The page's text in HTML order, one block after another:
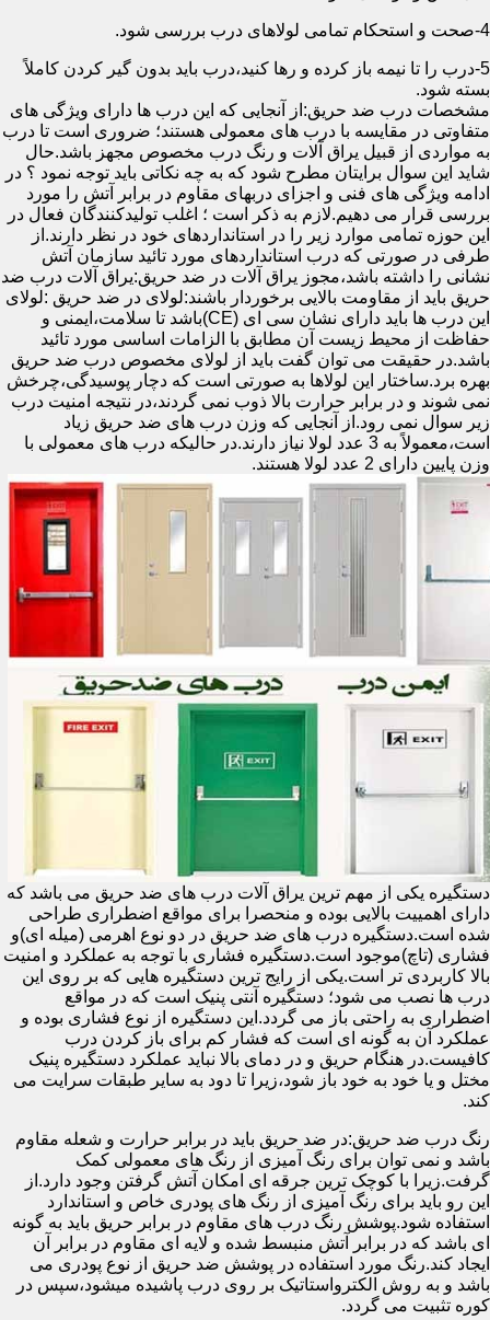
4-صحت و استحکام تمامی لولاهای درب بررسی شود.
5-درب را تا نیمه باز کرده و رها کنید،درب باید بدون گیر کردن کاملاً
بسته شود.
مشخصات درب ضد حریق:از آنجایی که این درب ها دارای ویژگی های
متفاوتی در مقایسه با درب های معمولی هستند؛ ضروری است تا درب
به مواردی از قبیل یراق آلات و رنگ درب مخصوص مجهز باشد.حال
شاید این سوال برایتان مطرح شود که به چه نکاتی باید توجه نمود ؟ در
ادامه ویژگی های فنی و اجزای دربهای مقاوم در برابر آتش را مورد
بررسی قرار می دهیم.لازم به ذکر است ؛ اغلب تولیدکنندگان فعال در
این حوزه تمامی موارد زیر را در استانداردهای خود در نظر دارند.از
طرفی در صورتی که درب استانداردهای مورد تائید سازمان آتش
نشانی را داشته باشد،مجوز یراق آلات در ضد حریق:یراق آلات درب ضد
حریق باید از مقاومت بالایی برخوردار باشند:لولای در ضد حریق :لولای
این درب ها باید دارای نشان سی ای (CE)باشد تا سلامت،ایمنی و
حفاظت از محیط زیست آن مطابق با الزامات اساسی مورد تائید
باشد.در حقیقت می توان گفت باید از لولای مخصوص درب ضد حریق
بهره برد.ساختار این لولاها به صورتی است که دچار پوسیدگی،چرخش
نمی شوند و در برابر حرارت بالا ذوب نمی گردند،در نتیجه امنیت درب
زیر سوال نمی رود.از آنجایی که وزن درب های ضد حریق زیاد
است،معمولاً به 3 عدد لولا نیاز دارند.در حالیکه درب های معمولی با
وزن پایین دارای 2 عدد لولا هستند.
دستگیره یکی از مهم ترین یراق آلات درب های ضد حریق می باشد که
دارای اهمییت بالایی بوده و منحصرا برای مواقع اضطراری طراحی
شده است.دستگیره درب های ضد حریق در دو نوع اهرمی (میله ای)و
فشاری (تاچ)موجود است.دستگیره فشاری با توجه به عملکرد و امنیت
بالا کاربردی تر است.یکی از رایج ترین دستگیره هایی که بر روی این
درب ها نصب می شود؛ دستگیره آنتی پنیک است که در مواقع
اضطراری به راحتی باز می گردد.این دستگیره از نوع فشاری بوده و
عملکرد آن به گونه ای است که فشار کم برای باز کردن درب
کافیست.در هنگام حریق و در دمای بالا نباید عملکرد دستگیره پنیک
مختل و یا خود به خود باز شود،زیرا تا دود به سایر طبقات سرایت می
کند.
رنگ درب ضد حریق:در ضد حریق باید در برابر حرارت و شعله مقاوم
باشد و نمی توان برای رنگ آمیزی از رنگ های معمولی کمک
گرفت.زیرا با کوچک ترین جرقه ای امکان آتش گرفتن وجود دارد.از
این رو باید برای رنگ آمیزی از رنگ های پودری خاص و استاندارد
استفاده شود.پوشش رنگ درب های مقاوم در برابر حریق باید به گونه
ای باشد که در برابر آتش منبسط شده و لایه ای مقاوم در برابر آن
ایجاد کند.رنگ مورد استفاده در پوشش ضد حریق از نوع پودری می
باشد و به روش الکترواستاتیک بر روی درب پاشیده میشود،سپس در
کوره تثبیت می گردد.